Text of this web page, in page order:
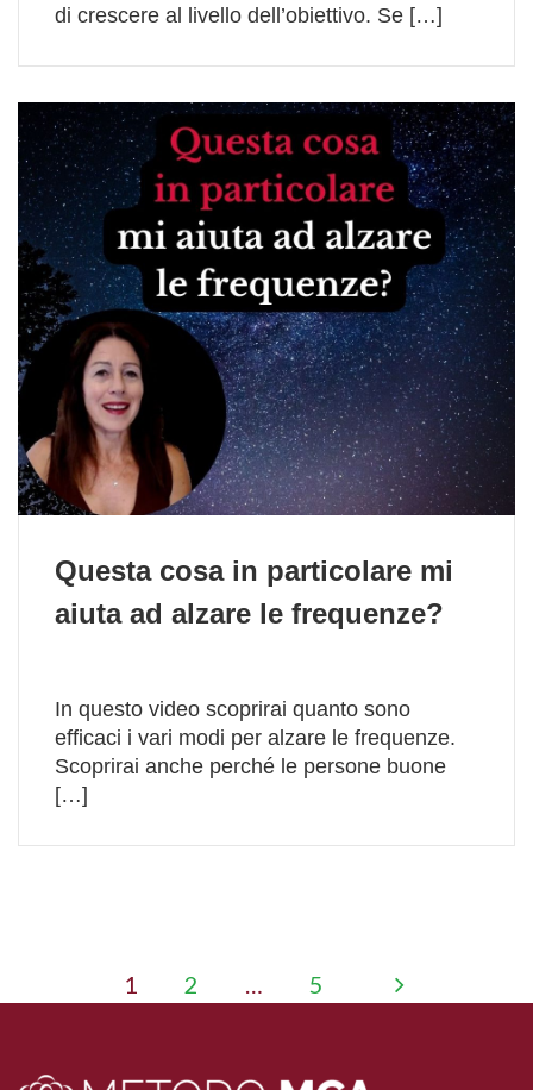
di crescere al livello dell’obiettivo. Se […]
Questa cosa in particolare mi
aiuta ad alzare le frequenze?
In questo video scoprirai quanto sono
efficaci i vari modi per alzare le frequenze.
Scoprirai anche perché le persone buone
[…]
Paginazione degli
1 2 … 5